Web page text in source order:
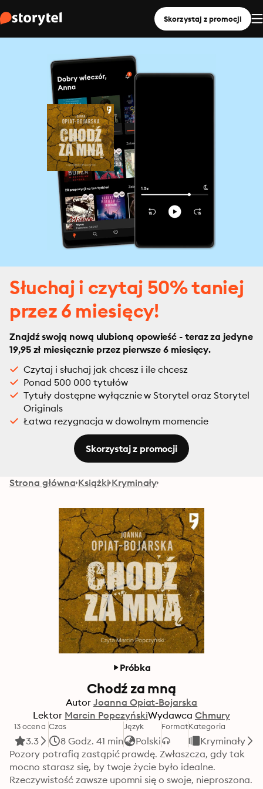
Skorzystaj z promocji
Słuchaj i czytaj 50% taniej
przez 6 miesięcy!
Znajdź swoją nową ulubioną opowieść - teraz za jedyne
19,95 zł miesięcznie przez pierwsze 6 miesięcy.
Czytaj i słuchaj jak chcesz i ile chcesz
Ponad 500 000 tytułów
Tytuły dostępne wyłącznie w Storytel oraz Storytel
Originals
Łatwa rezygnacja w dowolnym momencie
Skorzystaj z promocji
Strona główna Książki Kryminały
Próbka
Chodź za mną
Autor Joanna Opiat-Bojarska
Lektor Marcin PopczyńskiWydawca Chmury
13 ocena
3.3
Czas
8 Godz. 41 min
Język
Polski
FormatKategoria
Kryminały
Pozory potrafią zastąpić prawdę. Zwłaszcza, gdy tak
mocno starasz się, by twoje życie było idealne.
Rzeczywistość zawsze upomni się o swoje, nieproszona.